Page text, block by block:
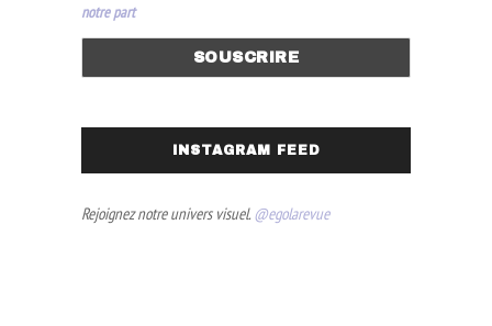
notre part
INSTAGRAM FEED
Rejoignez notre univers visuel. @egolarevue